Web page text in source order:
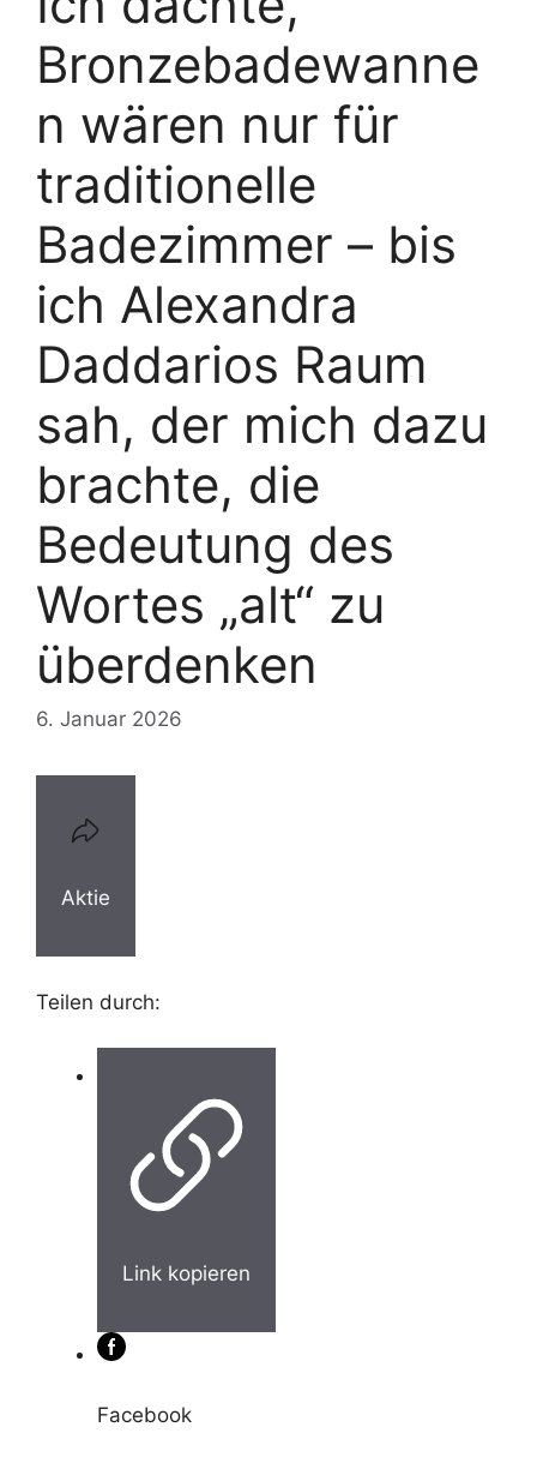
Bronzebadewanne
n wären nur für
traditionelle
Badezimmer – bis
ich Alexandra
Daddarios Raum
sah, der mich dazu
brachte, die
Bedeutung des
Wortes „alt“ zu
überdenken
6. Januar 2026
Aktie
Teilen durch:
Link kopieren
Facebook